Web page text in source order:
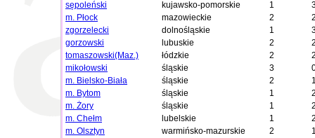
sępoleński
kujawsko-pomorskie 1
m. Płock
mazowieckie 2
zgorzelecki
dolnośląskie 1
gorzowski
lubuskie 2
tomaszowski(Maz.)
łódzkie 2
mikołowski
śląskie 3
m. Bielsko-Biała
śląskie 2
m. Bytom
śląskie 1
m. Żory
śląskie 1
m. Chełm
lubelskie 1
m. Olsztyn
warmińsko-mazurskie 2